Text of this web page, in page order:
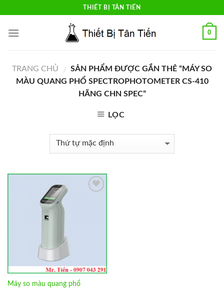
content
THIẾT BỊ TÂN TIẾN
0
TRANG CHỦ / SẢN PHẨM ĐƯỢC GẮN THẺ “MÁY SO
MÀU QUANG PHỔ SPECTROPHOTOMETER CS-410
HÃNG CHN SPEC”
LỌC
Máy so màu quang phổ